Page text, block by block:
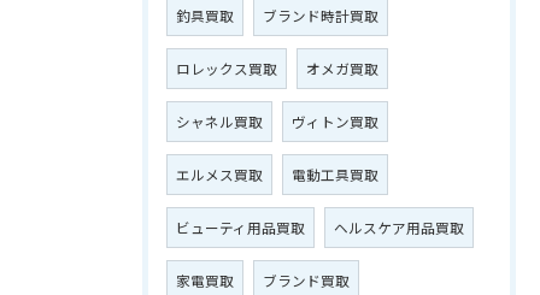
釣具買取 ブランド時計買取
ロレックス買取 オメガ買取
シャネル買取 ヴィトン買取
エルメス買取 電動工具買取
ビューティ用品買取 ヘルスケア用品買取
家電買取 ブランド買取